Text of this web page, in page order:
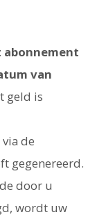
abonnement
van
geld is
de
gegenereerd.
door u
wordt uw